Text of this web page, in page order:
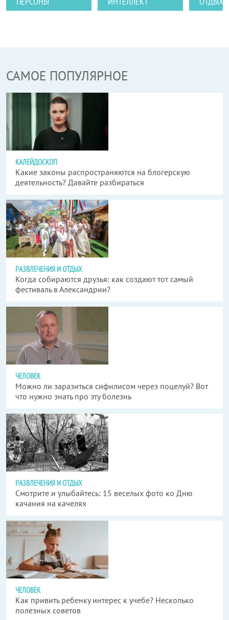
САМОЕ ПОПУЛЯРНОЕ
КАЛЕЙДОСКОП
Какие законы распространяются на блогерскую
деятельность? Давайте разбираться
РАЗВЛЕЧЕНИЯ И ОТДЫХ
Когда собираются друзья: как создают тот самый
фестиваль в Александрии?
ЧЕЛОВЕК
Можно ли заразиться сифилисом через поцелуй? Вот
что нужно знать про эту болезнь
РАЗВЛЕЧЕНИЯ И ОТДЫХ
Смотрите и улыбайтесь: 15 веселых фото ко Дню
качания на качелях
ЧЕЛОВЕК
Как привить ребенку интерес к учебе? Несколько
полезных советов